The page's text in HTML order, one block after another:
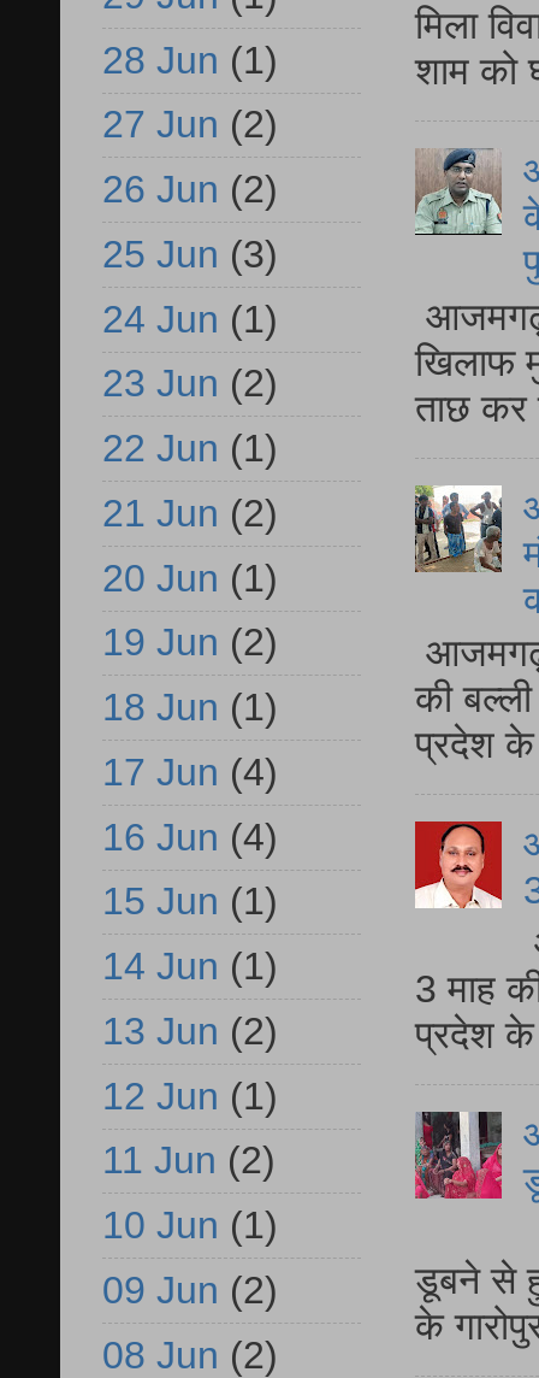
मिला
शाम को
आजमगढ़
खिलाफ
ताछ कर
आजमगढ़
की
प्रदेश
3 माह
प्रदेश
डूबने से
के
28 Jun (1)
27 Jun (2)
26 Jun (2)
25 Jun (3)
24 Jun (1)
23 Jun (2)
22 Jun (1)
21 Jun (2)
20 Jun (1)
19 Jun (2)
18 Jun (1)
17 Jun (4)
16 Jun (4)
15 Jun (1)
14 Jun (1)
13 Jun (2)
12 Jun (1)
11 Jun (2)
10 Jun (1)
09 Jun (2)
08 Jun (2)